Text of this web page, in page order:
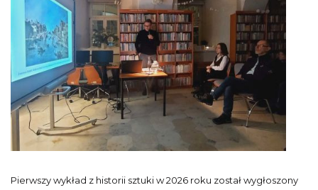
Pierwszy wykład z historii sztuki w 2026 roku został wygłoszony